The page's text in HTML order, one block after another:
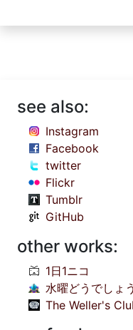
see also:
Instagram
Facebook
twitter
Flickr
Tumblr
GitHub
other works:
1日1ニコ
水曜どうでしょ
The Weller's